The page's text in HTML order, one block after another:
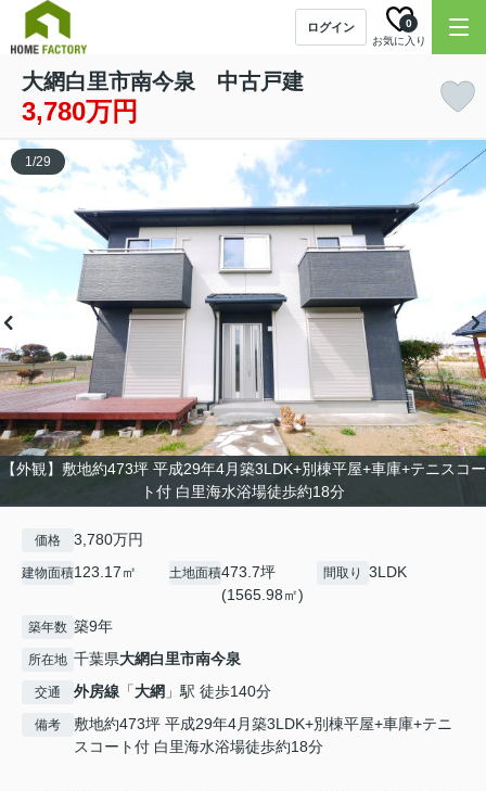
ログイン
お気に入り
0
大網白里市南今泉 中古戸建
3,780万円
【外観】敷地約473坪 平成29年4月築3LDK+別棟平屋+車庫+テニスコー
ト付 白里海水浴場徒歩約18分
1/29
価格 3,780万円
建物面積123.17㎡ 土地面積473.7坪
(1565.98㎡)
間取り 3LDK
築年数 築9年
所在地 千葉県大網白里市南今泉
交通 外房線 「大網 」駅 徒歩140分
備考
敷地約473坪 平成29年4月築3LDK+別棟平屋+車庫+テニ
スコート付 白里海水浴場徒歩約18分